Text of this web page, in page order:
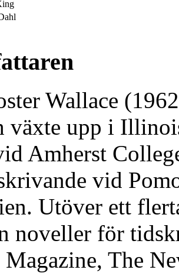
Wallace
växte upp i
Amherst
vid
Utöver ett
noveller för
Magazine, The